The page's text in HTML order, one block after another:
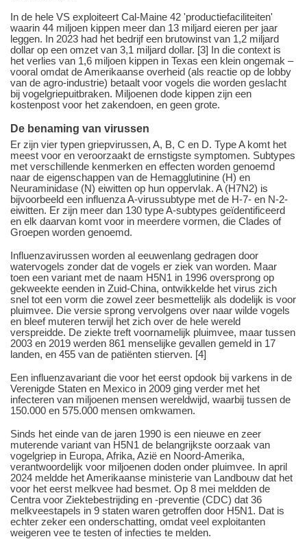
In de hele VS exploiteert Cal-Maine 42 'productiefaciliteiten'
waarin 44 miljoen kippen meer dan 13 miljard eieren per jaar
leggen. In 2023 had het bedrijf een brutowinst van 1,2 miljard
dollar op een omzet van 3,1 miljard dollar. [3] In die context is
het verlies van 1,6 miljoen kippen in Texas een klein ongemak –
vooral omdat de Amerikaanse overheid (als reactie op de lobby
van de agro-industrie) betaalt voor vogels die worden geslacht
bij vogelgriepuitbraken. Miljoenen dode kippen zijn een
kostenpost voor het zakendoen, en geen grote.
De benaming van virussen
Er zijn vier typen griepvirussen, A, B, C en D. Type A komt het
meest voor en veroorzaakt de ernstigste symptomen. Subtypes
met verschillende kenmerken en effecten worden genoemd
naar de eigenschappen van de Hemagglutinine (H) en
Neuraminidase (N) eiwitten op hun oppervlak. A (H7N2) is
bijvoorbeeld een influenza A-virussubtype met de H-7- en N-2-
eiwitten. Er zijn meer dan 130 type A-subtypes geïdentificeerd
en elk daarvan komt voor in meerdere vormen, die Clades of
Groepen worden genoemd.
Influenzavirussen worden al eeuwenlang gedragen door
watervogels zonder dat de vogels er ziek van worden. Maar
toen een variant met de naam H5N1 in 1996 oversprong op
gekweekte eenden in Zuid-China, ontwikkelde het virus zich
snel tot een vorm die zowel zeer besmettelijk als dodelijk is voor
pluimvee. Die versie sprong vervolgens over naar wilde vogels
en bleef muteren terwijl het zich over de hele wereld
verspreidde. De ziekte treft voornamelijk pluimvee, maar tussen
2003 en 2019 werden 861 menselijke gevallen gemeld in 17
landen, en 455 van de patiënten stierven. [4]
Een influenzavariant die voor het eerst opdook bij varkens in de
Verenigde Staten en Mexico in 2009 ging verder met het
infecteren van miljoenen mensen wereldwijd, waarbij tussen de
150.000 en 575.000 mensen omkwamen.
Sinds het einde van de jaren 1990 is een nieuwe en zeer
muterende variant van H5N1 de belangrijkste oorzaak van
vogelgriep in Europa, Afrika, Azië en Noord-Amerika,
verantwoordelijk voor miljoenen doden onder pluimvee. In april
2024 meldde het Amerikaanse ministerie van Landbouw dat het
voor het eerst melkvee had besmet. Op 8 mei meldden de
Centra voor Ziektebestrijding en -preventie (CDC) dat 36
melkveestapels in 9 staten waren getroffen door H5N1. Dat is
echter zeker een onderschatting, omdat veel exploitanten
weigeren vee te testen of infecties te melden.